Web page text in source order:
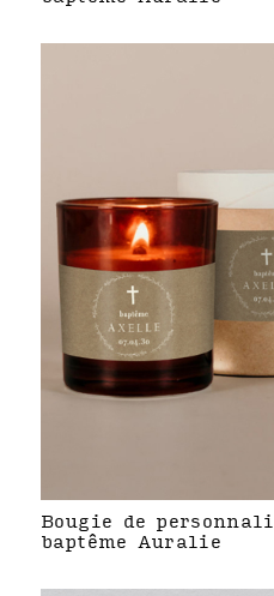
Bougie de
baptême Auralie